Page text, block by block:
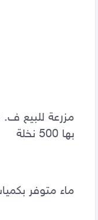
بها 500 نخلة
ماء متوفر